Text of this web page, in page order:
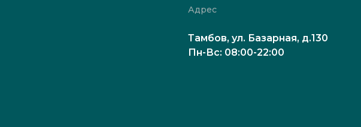
Адрес
Тамбов, ул. Базарная, д.130
Пн-Вс: 08:00-22:00